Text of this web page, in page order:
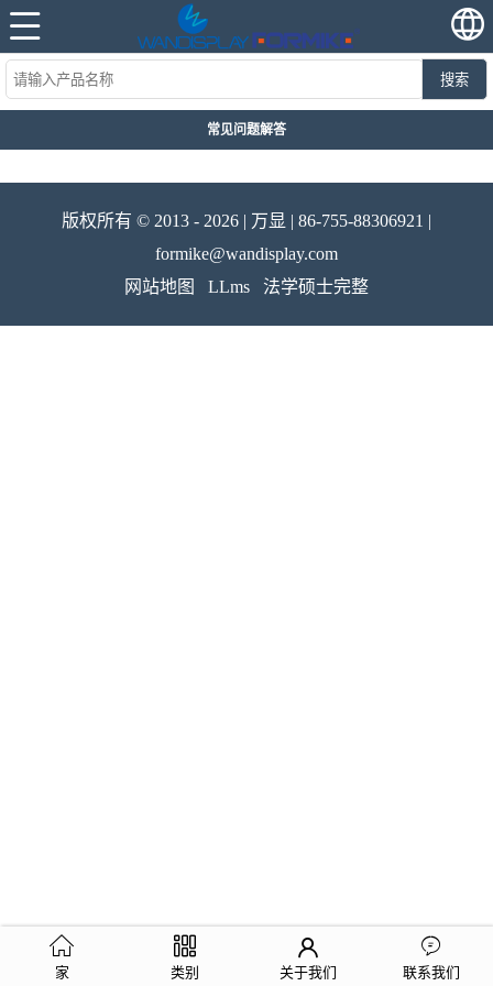
搜索
常见问题解答
版权所有 © 2013 - 2026 | 万显 | 86-755-88306921 |
formike@wandisplay.com
网站地图
LLms 法学硕士完整
家 类别 关于我们 联系我们